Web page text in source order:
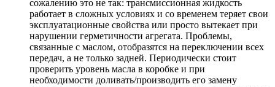
сожалению это не так: трансмиссионная жидкость
работает в сложных условиях и со временем теряет свои
эксплуатационные свойства или просто вытекает при
нарушении герметичности агрегата. Проблемы,
связанные с маслом, отобразятся на переключении всех
передач, а не только задней. Периодически стоит
проверить уровень масла в коробке и при
необходимости доливать/производить его замену